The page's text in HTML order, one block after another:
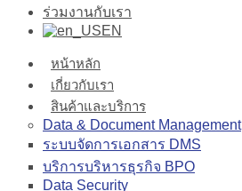
ร่วมงานกับเรา
EN
หน้าหลัก
เกี่ยวกับเรา
สินค้าและบริการ
Data & Document Management
ระบบจัดการเอกสาร DMS
บริการบริหารธุรกิจ BPO
Data Security